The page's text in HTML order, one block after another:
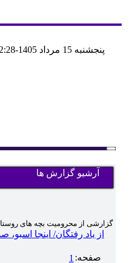
پنجشنبه 15 مرداد 1405-12:28-
تماس با ما
وبلاگ
اجتماعی
حقوقی
محیط زیست و
اقتصادی
آرشیو گزارش ها
گزارشی از محرومیت بچه های
از یاد رفتگان/ اینجا
صفحه: 1